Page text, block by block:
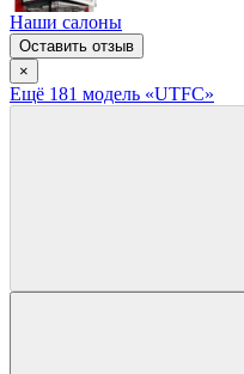
Наши салоны
Оставить отзыв
×
Ещё 181 модель «UTFC»